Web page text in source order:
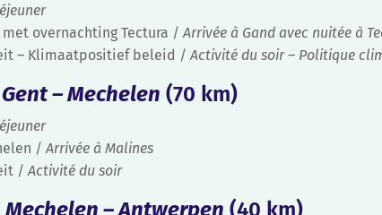
met overnachting Tectura /Arrivée à Gand avec nuitée à
– Klimaatpositief beleid /Activité du soir – Politique
Gent – Mechelen (70 km)
/Arrivée à Malines
/Activité du soir
Mechelen – Antwerpen (40 km)